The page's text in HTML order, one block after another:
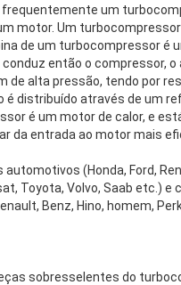
um
motor. Um
de um turbocompressor é
então o compressor,
de alta pressão, tendo por
é distribuído através de um
é um motor de calor, e
da entrada ao motor mais
(Honda, Ford,
Toyota, Volvo, Saab etc.) e
Benz, Hino, homem,
sobresselentes do